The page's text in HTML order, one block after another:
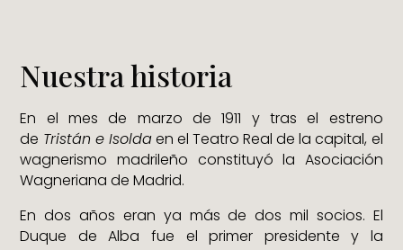
Nuestra historia
En el mes de marzo de 1911 y tras el estreno
de Tristán e Isoldaen el Teatro Real de la capital, el
wagnerismo madrileño constituyó la Asociación
Wagneriana de Madrid.
En dos años eran ya más de dos mil socios. El
Duque de Alba fue el primer presidente y la